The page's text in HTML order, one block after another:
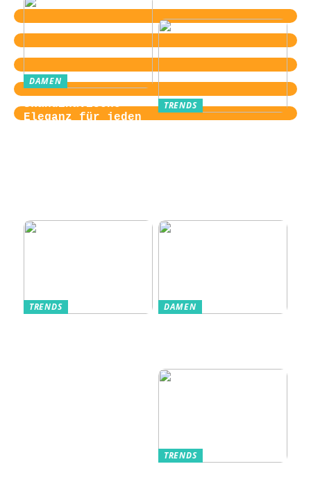
DAMEN
Skandinavische
Eleganz für jeden
TRENDS
TRENDS DAMEN
TRENDS